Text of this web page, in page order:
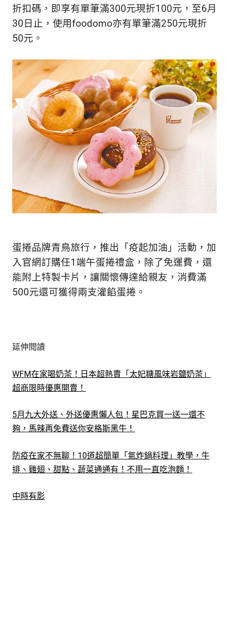
折扣碼，即享有單筆滿300元現折100元，至6月
30日止，使用foodomo亦有單筆滿250元現折
50元。
蛋捲品牌青鳥旅行，推出「疫起加油」活動，加
入官網訂購任1端午蛋捲禮盒，除了免運費，還
能附上特製卡片，讓關懷傳達給親友，消費滿
500元還可獲得兩支灌餡蛋捲。
延伸閱讀
WFM在家喝奶茶！日本超熱賣「太妃糖風味岩鹽奶茶」
超商限時優惠開賣！
5月九大外送、外送優惠懶人包！星巴克買一送一還不
夠，馬辣再免費送你安格斯黑牛！
防疫在家不無聊！10道超簡單「氣炸鍋料理」教學，牛
排、雞翅、甜點、蔬菜通通有！不用一直吃泡麵！
中時有影